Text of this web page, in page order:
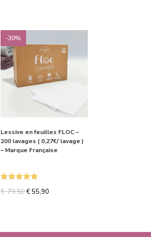
-30%
Lessive en feuilles FLOC –
200 lavages ( 0,27€/ lavage )
– Marque Française
€79,50€55,90